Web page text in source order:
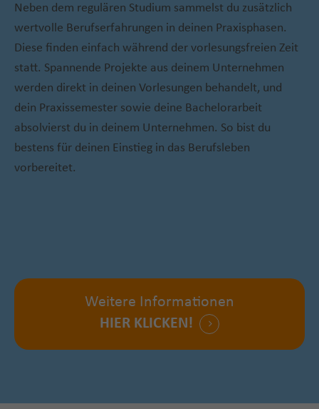
Neben dem regulären Studium sammelst du zusätzlich
wertvolle Berufserfahrungen in deinen Praxisphasen.
Diese finden einfach während der vorlesungsfreien Zeit
statt. Spannende Projekte aus deinem Unternehmen
werden direkt in deinen Vorlesungen behandelt, und
dein Praxissemester sowie deine Bachelorarbeit
absolvierst du in deinem Unternehmen. So bist du
bestens für deinen Einstieg in das Berufsleben
vorbereitet.
Weitere Informationen
HIER KLICKEN!